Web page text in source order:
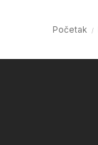
Početak